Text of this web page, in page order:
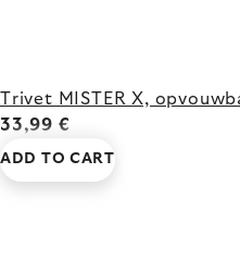
Trivet MISTER X,
33,99 €
ADD TO CART